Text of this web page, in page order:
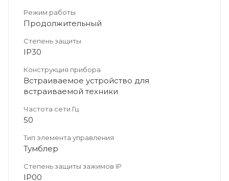
Режим работы
Продолжительный
Степень защиты
IP30
Конструкция прибора
Встраиваемое устройство для
встраиваемой техники
Частота сети Гц
50
Тип элемента управления
Тумблер
Степень защиты зажимов IP
IP00